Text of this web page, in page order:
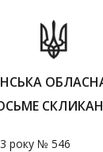
року № 546